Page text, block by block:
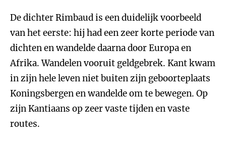
De dichter Rimbaud is een duidelijk voorbeeld
van het eerste: hij had een zeer korte periode van
dichten en wandelde daarna door Europa en
Afrika. Wandelen vooruit geldgebrek. Kant kwam
in zijn hele leven niet buiten zijn geboorteplaats
Koningsbergen en wandelde om te bewegen. Op
zijn Kantiaans op zeer vaste tijden en vaste
routes.